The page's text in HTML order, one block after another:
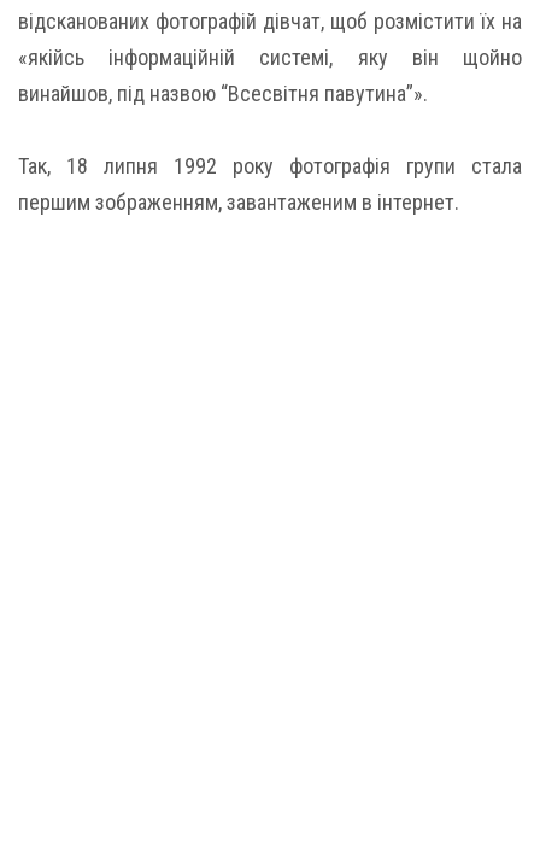
відсканованих фотографій дівчат, щоб розмістити їх на
«якійсь інформаційній системі, яку він щойно
винайшов, під назвою “Всесвітня павутина”».
Так, 18 липня 1992 року фотографія групи стала
першим зображенням, завантаженим в інтернет.